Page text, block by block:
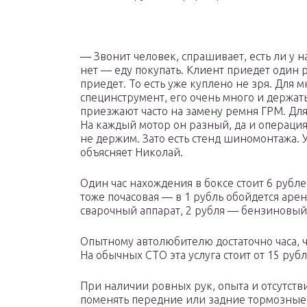
— Звонит человек, спрашивает, есть ли у
нет — еду покупать. Клиент приедет один
приедет. То есть уже куплено не зря. Для
специнструмент, его очень много и
приезжают часто на замену ремня ГРМ.
На каждый мотор он разный, да и
не держим. Зато есть стенд шиномонтажа.
объясняет Николай.
Один час нахождения в боксе стоит 6
тоже почасовая — в 1 рубль обойдется
сварочный аппарат, 2 рубля —
Опытному автолюбителю достаточно
На обычных СТО эта услуга стоит от 15
При наличии ровных рук, опыта и
поменять передние или задние